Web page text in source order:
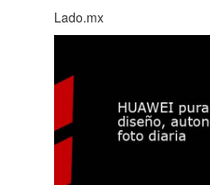
Lado.mx